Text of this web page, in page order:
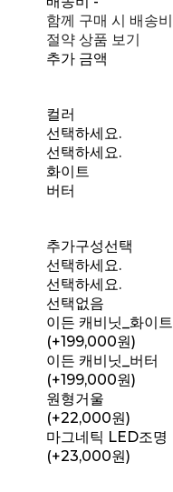
함께 구매 시 배송비
절약 상품 보기
추가 금액
컬러
선택하세요.
선택하세요.
화이트
버터
추가구성선택
선택하세요.
선택하세요.
선택없음
이든 캐비닛_화이트
(+199,000원)
이든 캐비닛_버터
(+199,000원)
원형거울
(+22,000원)
마그네틱 LED조명
(+23,000원)